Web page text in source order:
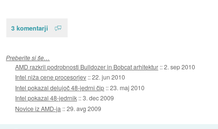
3 komentarji
Preberite si še…
AMD razkril podrobnosti Bulldozer in Bobcat arhitektur ::2. sep 2010
Intel niža cene procesorjev ::22. jun 2010
Intel pokazal delujoč 48-jedrni čip ::23. maj 2010
Intel pokazal 48-jedrnik ::3. dec 2009
Novice iz AMD-ja ::29. avg 2009